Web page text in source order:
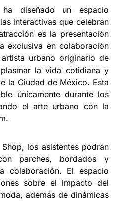
diseñado un espacio
interactivas que celebran
es la presentación
exclusiva en colaboración
urbano originario de
la vida cotidiana y
la Ciudad de México. Esta
únicamente durante los
el arte urbano con la
los asistentes podrán
parches, bordados y
colaboración. El espacio
sobre el impacto del
además de dinámicas